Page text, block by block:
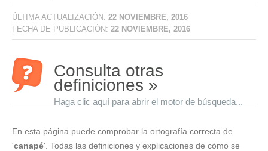
ÚLTIMA ACTUALIZACIÓN: 22 NOVIEMBRE, 2016
FECHA DE PUBLICACIÓN: 22 NOVIEMBRE, 2016
Consulta otras
definiciones »
Haga clic aquí para abrir el motor de búsqueda...
En esta página puede comprobar la ortografía correcta de
'canapé'. Todas las definiciones y explicaciones de cómo se